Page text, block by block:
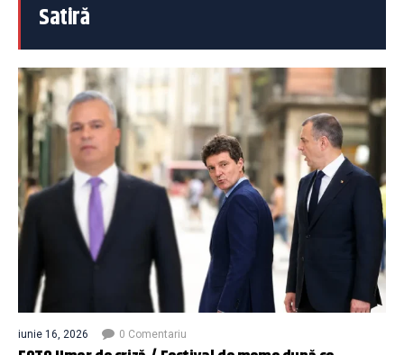
Satiră
iunie 16, 2026 0 Comentariu